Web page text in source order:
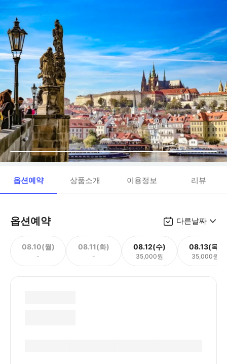
옵션예약 상품소개 이용정보 리뷰
옵션예약 다른날짜
08.10(월)
-
08.11(화)
-
08.12(수)
35,000원
08.13(목)
35,000원